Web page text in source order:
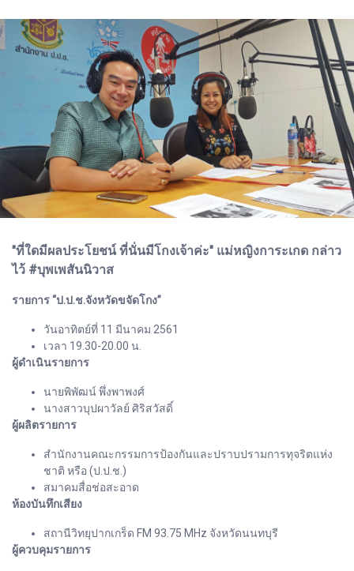
"ที่ใดมีผลประโยชน์ ที่นั่นมีโกงเจ้าค่ะ" แม่หญิงการะเกด กล่าว
ไว้ #บุพเพสันนิวาส
รายการ “ป.ป.ช.จังหวัดขจัดโกง”
วันอาทิตย์ที่ 11 มีนาคม 2561
เวลา 19.30-20.00 น.
ผู้ดำเนินรายการ
นายพิพัฒน์ พึ่งพาพงศ์
นางสาวบุปผาวัลย์ ศิริสวัสดิ์
ผู้ผลิตรายการ
สำนักงานคณะกรรมการป้องกันและปราบปรามการทุจริตแห่ง
ชาติ หรือ (ป.ป.ช.)
สมาคมสื่อช่อสะอาด
ห้องบันทึกเสียง
สถานีวิทยุปากเกร็ด FM 93.75 MHz จังหวัดนนทบุรี
ผู้ควบคุมรายการ